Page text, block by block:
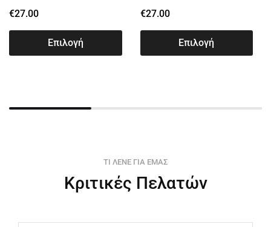
€27.00
Επιλογή
€27.00
Επιλογή
ΤΙ ΛΕΝΕ ΓΙΑ ΕΜΑΣ
Κριτικές Πελατών